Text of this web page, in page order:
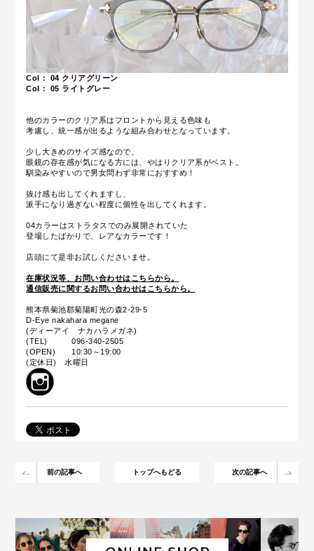
Col： 04 クリアグリーン
Col： 05 ライトグレー
他のカラーのクリア系はフロントから見える色味も
考慮し、統一感が出るような組み合わせとなっています。
少し大きめのサイズ感なので、
眼鏡の存在感が気になる方には、やはりクリア系がベスト。
馴染みやすいので男女問わず非常におすすめ！
抜け感も出してくれますし、
派手になり過ぎない程度に個性を出してくれます。
04カラーはストラタスでのみ展開されていた
登場したばかりで、レアなカラーです！
店頭にて是非お試しくださいませ。
在庫状況等、お問い合わせはこちらから。
通信販売に関するお問い合わせはこちらから。
熊本県菊池郡菊陽町光の森2-29-5
D-Eye nakahara megane
(ディーアイ ナカハラメガネ)
(TEL) 096-340-2505
(OPEN) 10:30～19:00
(定休日) 水曜日
前の記事へ トップへもどる 次の記事へ